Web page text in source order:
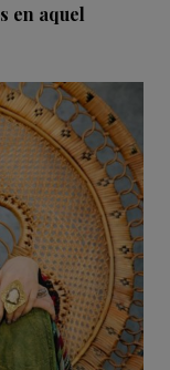
en aquel